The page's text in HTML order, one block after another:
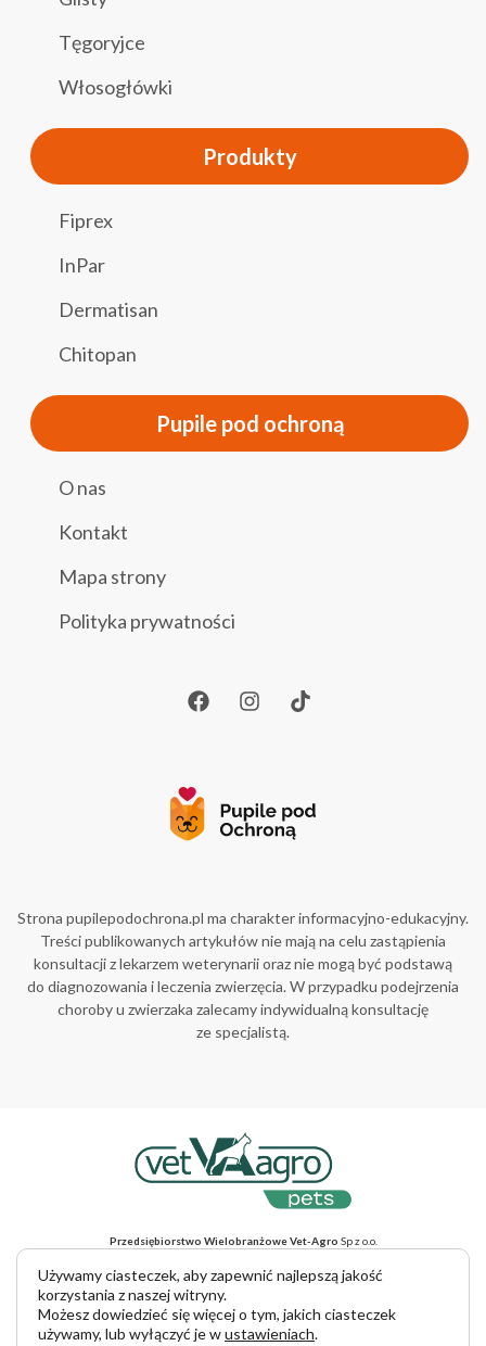
Tęgoryjce
Włosogłówki
Produkty
Fiprex
InPar
Dermatisan
Chitopan
Pupile pod ochroną
O nas
Kontakt
Mapa strony
Polityka prywatności
Strona pupilepodochrona.pl ma charakter informacyjno-edukacyjny.
Treści publikowanych artykułów nie mają na celu zastąpienia
konsultacji z lekarzem weterynarii oraz nie mogą być podstawą
do diagnozowania i leczenia zwierzęcia. W przypadku podejrzenia
choroby u zwierzaka zalecamy indywidualną konsultację
ze specjalistą.
Przedsiębiorstwo Wielobranżowe Vet-Agro Sp z o.o.
Adres do korespondencji: ul. Mełgiewska 18, 20-234 Lublin
tel. +48 81 445 23 00, e-mail vet-agro@vet-agro.pl
www.vet-agro.pl
Używamy ciasteczek, aby zapewnić najlepszą jakość
korzystania z naszej witryny.
Możesz dowiedzieć się więcej o tym, jakich ciasteczek
używamy, lub wyłączyć je wustawieniach.